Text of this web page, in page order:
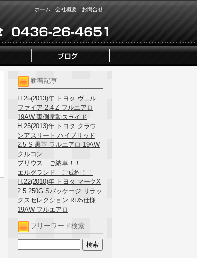
ホーム 会社概要 お問合せ
新着記事
H.25(2013)年 トヨタ ヴェル
ファイア 2.4 Z フルエアロ
19AW 両側電動スライド
H.25(2013)年 トヨタ クラウ
ンアスリート ハイブリッド
2.5 S 黒革 フルエアロ 19AW
クルコン
プリウス ご納車！！
エルグランド ご成約！！
H.22(2010)年 トヨタ マークX
2.5 250G Sパッケージ リラッ
クスセレクション RDS仕様
19AW フルエアロ
フリーワード検索